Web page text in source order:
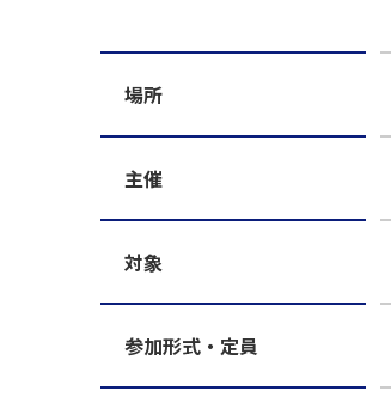
場所
主催
対象
参加形式・定員